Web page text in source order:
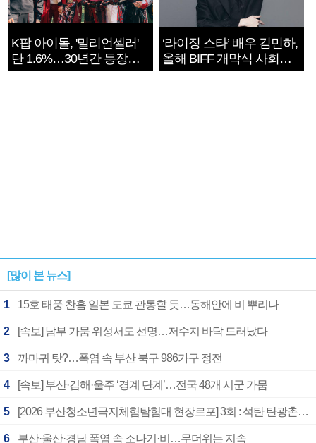
K팝 아이돌, '밀리언셀러'
단 1.6%…30년간 등장
1182개팀 전수조사
‘라이징 스타’ 배우 김민하,
올해 BIFF 개막식 사회자
확정
[많이 본 뉴스]
1 15호 태풍 찬홈 일본 도쿄 관통할 듯…동해안에 비 뿌리나
2 [속보] 남부 가뭄 위성서도 선명…저수지 바닥 드러났다
3 까마귀 탓?…폭염 속 부산 북구 986가구 정전
4 [속보] 부산·김해·울주 ‘경계 단계’…전국 48개 시군 가뭄
5 [2026 부산청소년극지체험탐험대 현장르포] 3회 : 석탄 탄광촌에서 북극 연구의 중심지로
6 부산·울산·경남 폭염 속 소나기·비…무더위는 지속